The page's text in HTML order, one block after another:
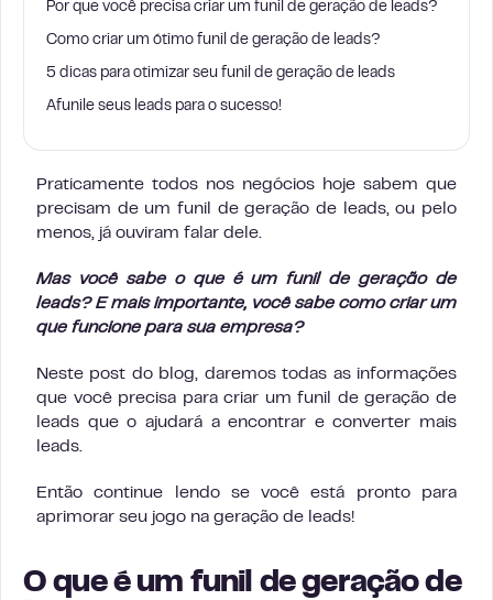
Por que você precisa criar um funil de geração de leads?
Como criar um ótimo funil de geração de leads?
5 dicas para otimizar seu funil de geração de leads
Afunile seus leads para o sucesso!
Praticamente todos nos negócios hoje sabem que
precisam de um funil de geração de leads, ou pelo
menos, já ouviram falar dele.
Mas você sabe o que é um funil de geração de
leads? E mais importante, você sabe como criar um
que funcione para sua empresa?
Neste post do blog, daremos todas as informações
que você precisa para criar um funil de geração de
leads que o ajudará a encontrar e converter mais
leads.
Então continue lendo se você está pronto para
aprimorar seu jogo na geração de leads!
O que é um funil de geração de